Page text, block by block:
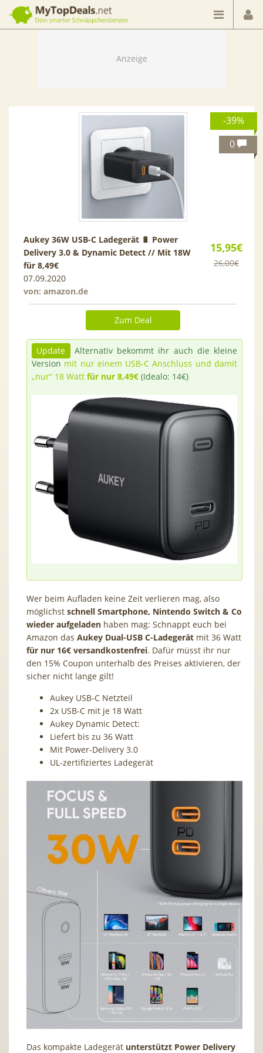
Dein smarter Schnäppchenberater
-39%
0
15,95€
26,00€
Aukey 36W USB-C Ladegerät 🔋 Power
Delivery 3.0 & Dynamic Detect // Mit 18W
für 8,49€
07.09.2020
von: amazon.de
Zum Deal
Update
Alternativ bekommt ihr auch die kleine
Version mit nur einem USB-C Anschluss und damit
„nur“ 18 Watt für nur 8,49€ (Idealo: 14€)
Wer beim Aufladen keine Zeit verlieren mag, also
möglichst schnell Smartphone, Nintendo Switch & Co
wieder aufgeladen haben mag: Schnappt euch bei
Amazon das Aukey Dual-USB C-Ladegerät mit 36 Watt
für nur 16€ versandkostenfrei. Dafür müsst ihr nur
den 15% Coupon unterhalb des Preises aktivieren, der
sicher nicht lange gilt!
Aukey USB-C Netzteil
2x USB-C mit je 18 Watt
Aukey Dynamic Detect:
Liefert bis zu 36 Watt
Mit Power-Delivery 3.0
UL-zertifiziertes Ladegerät
Das kompakte Ladegerät unterstützt Power Delivery